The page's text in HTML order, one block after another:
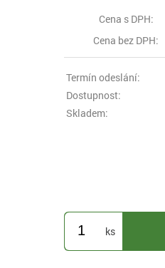
Cena s DPH:
Cena bez DPH:
Termín odeslání:
Dostupnost:
Skladem:
ks